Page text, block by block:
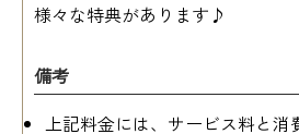
様々な特典があります♪
備考
上記料金には、サービス料と消